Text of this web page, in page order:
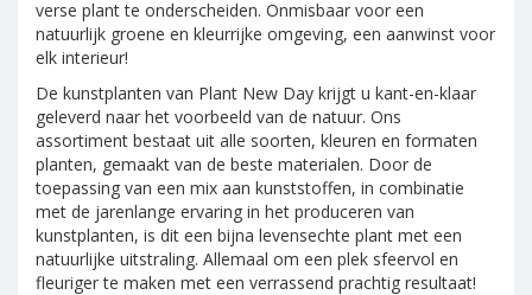
verse plant te onderscheiden. Onmisbaar voor een
natuurlijk groene en kleurrijke omgeving, een aanwinst voor
elk interieur!
De kunstplanten van Plant New Day krijgt u kant-en-klaar
geleverd naar het voorbeeld van de natuur. Ons
assortiment bestaat uit alle soorten, kleuren en formaten
planten, gemaakt van de beste materialen. Door de
toepassing van een mix aan kunststoffen, in combinatie
met de jarenlange ervaring in het produceren van
kunstplanten, is dit een bijna levensechte plant met een
natuurlijke uitstraling. Allemaal om een plek sfeervol en
fleuriger te maken met een verrassend prachtig resultaat!